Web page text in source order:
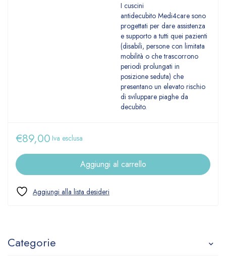
Categorie
I cuscini
antidecubito Medi4care sono
progettati per dare assistenza
e supporto a tutti quei pazienti
(disabili, persone con limitata
mobilità o che trascorrono
periodi prolungati in
posizione seduta) che
presentano un elevato rischio
di sviluppare piaghe da
decubito.
€89,00 Iva esclusa
Aggiungi al carrello